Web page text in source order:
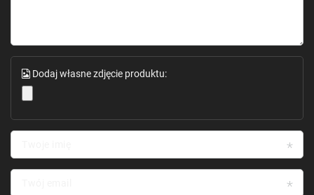
Certyfikaty
bezpieczeństwa
CE / ROHS / FCC / FDA / NCC / KC / UKCA / TELEC /
SRRC
Dodaj własne zdjęcie produktu: